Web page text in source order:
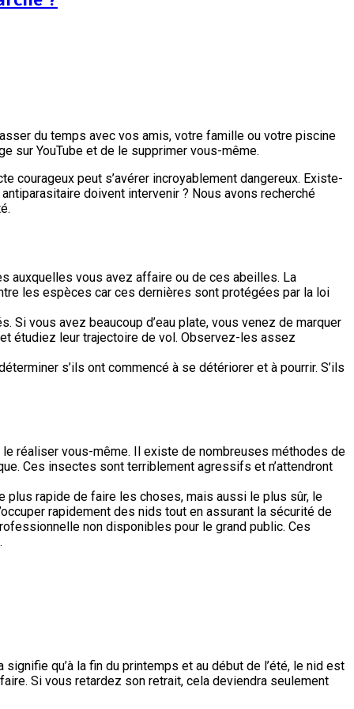
du temps avec vos amis, votre famille ou votre piscine
sur YouTube et de le supprimer vous-même.
courageux peut s’avérer incroyablement dangereux. Existe-
doivent intervenir ? Nous avons recherché
auxquelles vous avez affaire ou de ces abeilles. La
les espèces car ces dernières sont protégées par la loi
Si vous avez beaucoup d’eau plate, vous venez de marquer
étudiez leur trajectoire de vol. Observez-les assez
s’ils ont commencé à se détériorer et à pourrir. S’ils
réaliser vous-même. Il existe de nombreuses méthodes de
Ces insectes sont terriblement agressifs et n’attendront
plus rapide de faire les choses, mais aussi le plus sûr, le
rapidement des nids tout en assurant la sécurité de
non disponibles pour le grand public. Ces
qu’à la fin du printemps et au début de l’été, le nid est
Si vous retardez son retrait, cela deviendra seulement